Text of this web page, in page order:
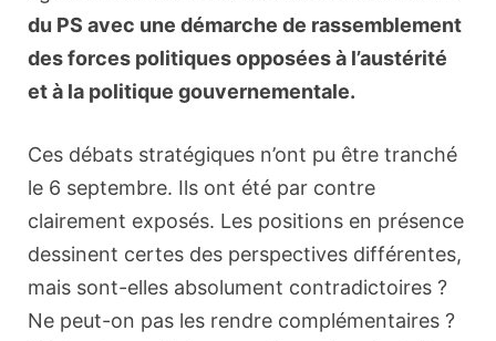
du PS avec une démarche de rassemblement
des forces politiques opposées à l’austérité
et à la politique gouvernementale.
Ces débats stratégiques n’ont pu être tranché
le 6 septembre. Ils ont été par contre
clairement exposés. Les positions en présence
dessinent certes des perspectives différentes,
mais sont-elles absolument contradictoires ?
Ne peut-on pas les rendre complémentaires ?